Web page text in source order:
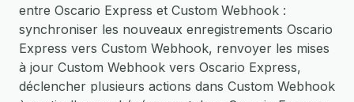
entre Oscario Express et Custom Webhook :
synchroniser les nouveaux enregistrements Oscario
Express vers Custom Webhook, renvoyer les mises
à jour Custom Webhook vers Oscario Express,
déclencher plusieurs actions dans Custom Webhook